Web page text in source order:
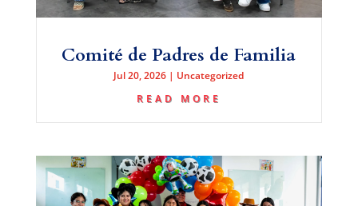
Comité de Padres de Familia
Jul 20, 2026 | Uncategorized
READ MORE